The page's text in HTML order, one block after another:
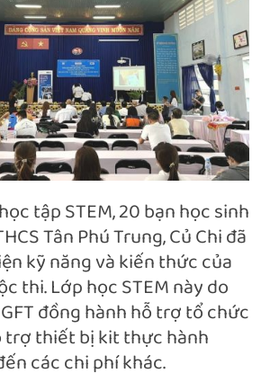
tập STEM, 20 bạn học sinh
Tân Phú Trung, Củ Chi đã
kỹ năng và kiến thức của
thi. Lớp học STEM này do
đồng hành hỗ trợ tổ chức
trợ thiết bị kit thực hành
các chi phí khác.